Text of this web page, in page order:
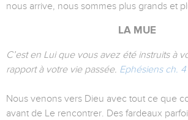
nous arrive, nous sommes plus grands et
LA MUE
C’est en Lui que vous avez été instruits à
rapport à votre vie passée. Ephésiens ch. 4
Nous venons vers Dieu avec tout ce que
avant de Le rencontrer. Des fardeaux